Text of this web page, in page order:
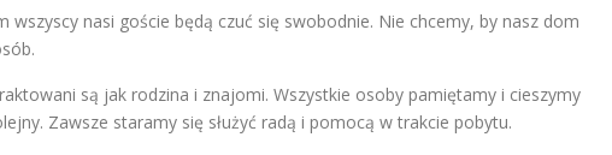
nasi goście będą czuć się swobodnie. Nie chcemy, by nasz dom
są jak rodzina i znajomi. Wszystkie osoby pamiętamy i cieszymy
Zawsze staramy się służyć radą i pomocą w trakcie pobytu.